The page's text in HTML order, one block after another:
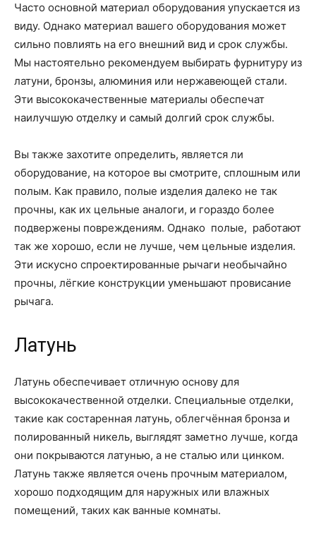
Часто основной материал оборудования упускается из
виду. Однако материал вашего оборудования может
сильно повлиять на его внешний вид и срок службы.
Мы настоятельно рекомендуем выбирать фурнитуру из
латуни, бронзы, алюминия или нержавеющей стали.
Эти высококачественные материалы обеспечат
наилучшую отделку и самый долгий срок службы.
Вы также захотите определить, является ли
оборудование, на которое вы смотрите, сплошным или
полым. Как правило, полые изделия далеко не так
прочны, как их цельные аналоги, и гораздо более
подвержены повреждениям. Однако полые, работают
так же хорошо, если не лучше, чем цельные изделия.
Эти искусно спроектированные рычаги необычайно
прочны, лёгкие конструкции уменьшают провисание
рычага.
Латунь
Латунь обеспечивает отличную основу для
высококачественной отделки. Специальные отделки,
такие как состаренная латунь, облегчённая бронза и
полированный никель, выглядят заметно лучше, когда
они покрываются латунью, а не сталью или цинком.
Латунь также является очень прочным материалом,
хорошо подходящим для наружных или влажных
помещений, таких как ванные комнаты.